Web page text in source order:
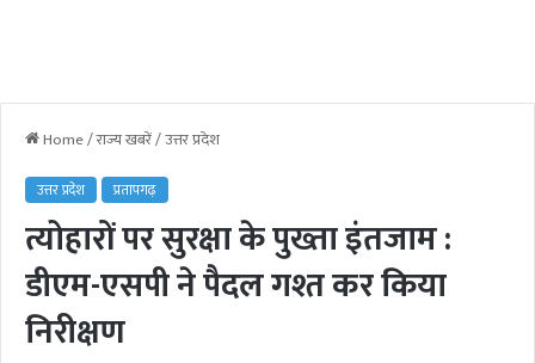
Home/राज्य खबरें/उत्तर प्रदेश
उत्तर प्रदेश प्रतापगढ़
त्योहारों पर सुरक्षा के पुख्ता इंतजाम :
डीएम-एसपी ने पैदल गश्त कर किया
निरीक्षण